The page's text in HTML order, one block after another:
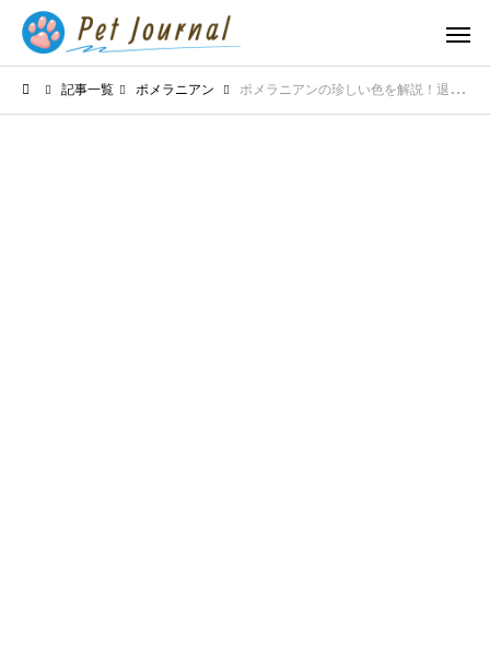
記事一覧 ポメラニアン ポメラニアンの珍しい色を解説！退色と血統の話